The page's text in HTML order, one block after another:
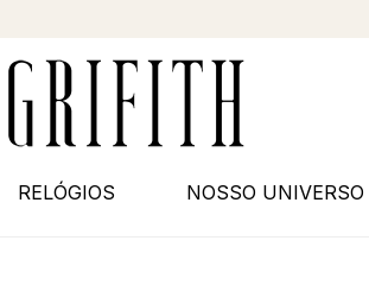
RELÓGIOS NOSSO UNIVERSO